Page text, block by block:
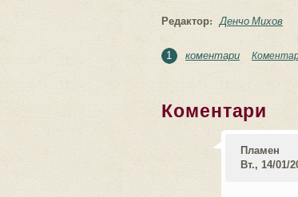
Редактор: Денчо Михов
1 коментари
Коментари
Пламен
Вт., 14/01/